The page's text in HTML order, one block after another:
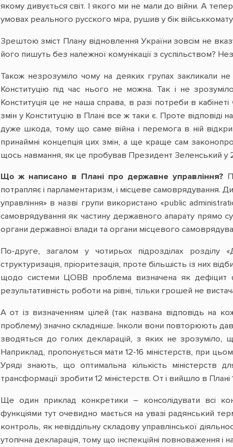
якому дивується світ. І якого ми не мали до війни. А
умовах реального русского міра, рушив у бік
Зрештою зміст Плану відновлення України зовсім не
його пишуть без належної комунікації з суспільством?
Також незрозуміло чому на деяких групах закликали
Конституцію під час нього не можна. Так і не
Конституція це не наша справа, в разі потреби в
змін у Конституцію в Плані все ж таки є. Проте
дуже шкода, тому що саме війна і перемога в ній
принаймні концепція цих змін, а ще краще сам
щось навмання, як це пробував Президент Зеленський у
Що ж написано в Плані про державне управління?
потрапляє і парламентаризм, і місцеве самоврядування.
управління» в назві групи використано «public
самоврядування як частину державного апарату прямо
органи державної влади та органи місцевого
По-друге, загалом у чотирьох підрозділах розділу
структуризація, пріоритезація, проте більшість із них
щодо системи ЦОВВ проблема визначена як дефіцит
результативність роботи на рівні, тільки грошей не
А от із визначенням цілей (так названа відповідь на
проблему) значно складніше. Інколи вони повторюють
зводяться до голих декларацій, з яких не зрозуміло,
Наприклад, пропонується мати 12-16 міністерств, при
Уряді знають, що оптимальна кількість міністерств
трансформації зробити 12 міністерств. От і вийшло в
Ще один приклад конкретики – консолідувати всі
функціями тут очевидно мається на увазі радянський
контроль, як невіддільну складову управлінської
утопічна декларація, тому що інспекційні повноваження і